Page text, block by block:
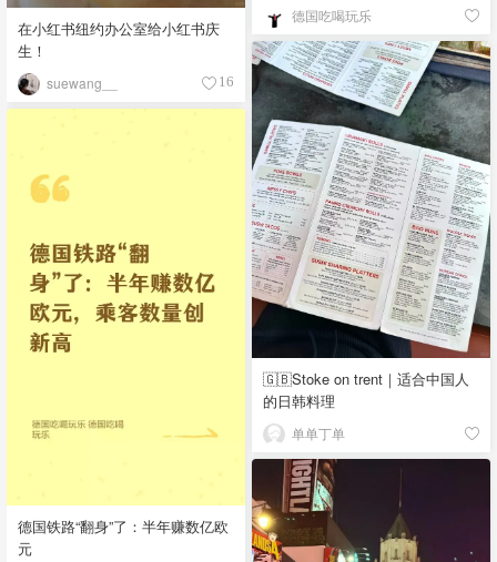
德国吃喝玩乐
在小红书纽约办公室给小红书庆
生！
suewang__ 16
🇬🇧Stoke on trent｜适合中国人
的日韩料理
单单丁单
德国铁路“翻身”了：半年赚数亿欧
元